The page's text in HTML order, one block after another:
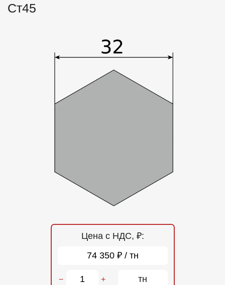
Доставка и оплата
Ст45
Цена с НДС, ₽:
74 350 ₽ / тн
− + тн